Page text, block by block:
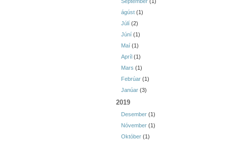
ágúst (1)
Júlí (2)
Júní (1)
Maí (1)
Apríl (1)
Mars (1)
Febrúar (1)
Janúar (3)
2019
Desember (1)
Nóvember (1)
Október (1)